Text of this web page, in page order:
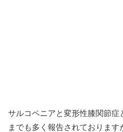
サルコペニアと変形性膝関節
までも多く報告されておりま